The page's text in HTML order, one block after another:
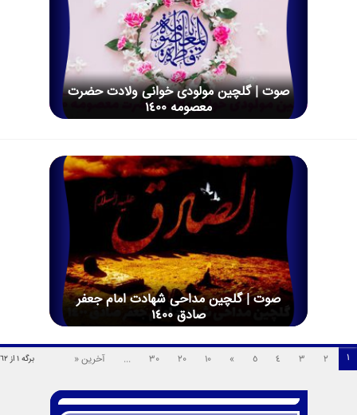
صوت | گلچین مولودی خوانی ولادت حضرت
معصومه 1400
صوت | گلچین مداحی شهادت امام جعفر
صادق 1400
برگه 1 از 62 1
2
3
4
5
»
10
20
30
... آخرین «